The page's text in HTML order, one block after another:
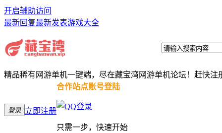
开启辅助访问
最新回复最新发表游戏大全
精品稀有网游单机一键端，尽在藏宝湾网游单机论坛！赶快注
登录 立即注册
合作站点账号登陆
只需一步，快速开始